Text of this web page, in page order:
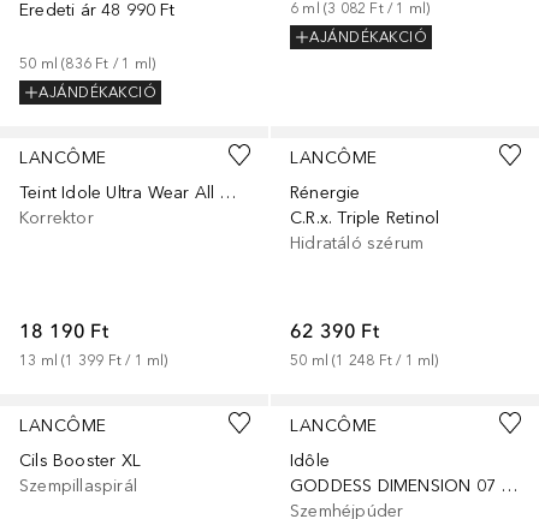
Eredeti ár 48 990 Ft
50 ml (836 Ft / 1 ml)
AJÁNDÉKAKCIÓ
6 ml (3 082 Ft / 1 ml)
AJÁNDÉKAKCIÓ
LANCÔME
Teint Idole Ultra Wear All Over Concealer
Korrektor
18 190 Ft
13 ml (1 399 Ft / 1 ml)
+17
LANCÔME
Rénergie
C.R.x. Triple Retinol
Hidratáló szérum
62 390 Ft
50 ml (1 248 Ft / 1 ml)
LANCÔME
Cils Booster XL
Szempillaspirál
LANCÔME
Idôle
GODDESS DIMENSION 07 MIDNIGHT ECLIPSE
Szemhéjpúder
+ 9